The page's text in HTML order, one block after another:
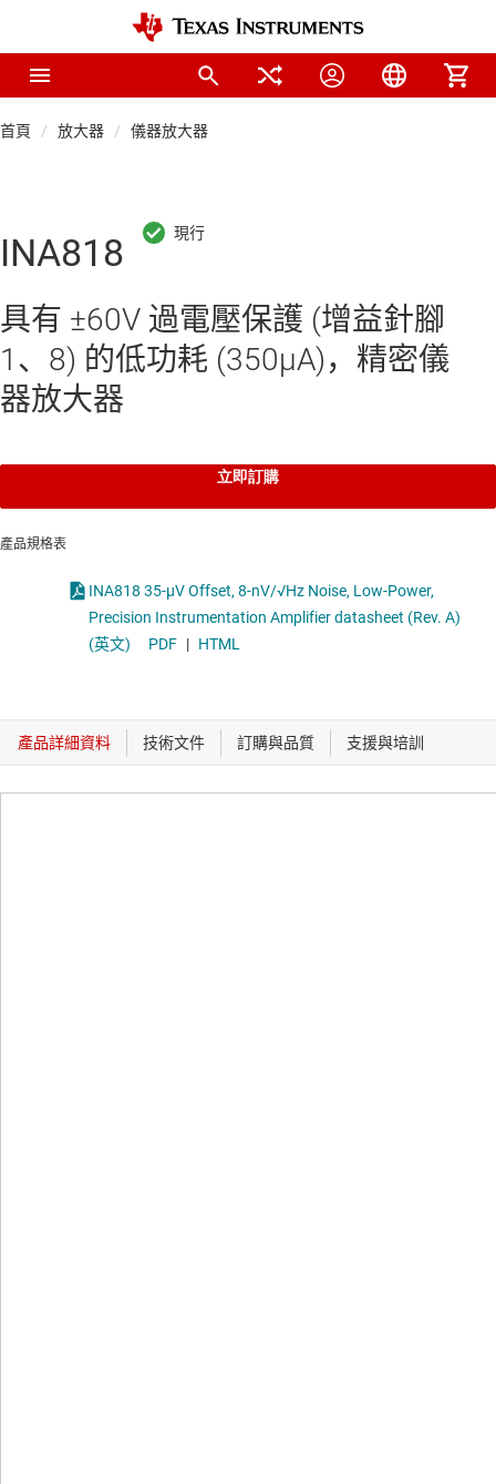
首頁 放大器 儀器放大器
INA818
具有 ±60V 過電壓保護 (增益針腳
1、8) 的低功耗 (350µA)，精密儀
器放大器
立即訂購
產品規格表
INA818 35-μV Offset, 8-nV/√Hz Noise, Low-Power,
Precision Instrumentation Amplifier datasheet (Rev. A)
(英文)
PDF | HTML